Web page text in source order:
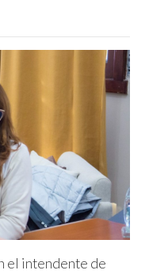
el intendente de